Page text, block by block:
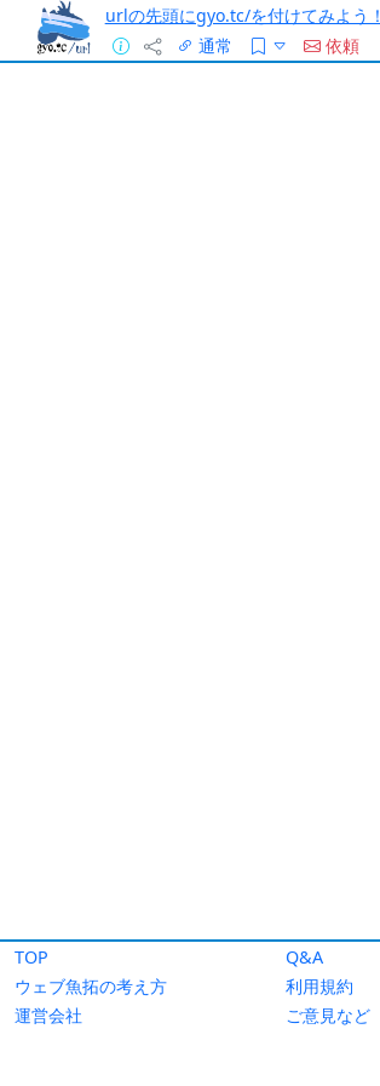
urlの先頭にgyo.tc/を付けてみよう！
通常
依頼
TOP
Q&A
ウェブ魚拓の考え方
利用規約
運営会社
ご意見など